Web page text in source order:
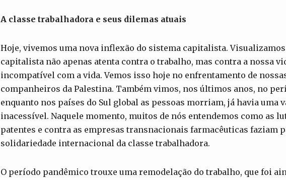
A classe trabalhadora e seus dilemas atuais
Hoje, vivemos uma nova inflexão do sistema capitalista.
capitalista não apenas atenta contra o trabalho, mas contra a nossa
incompatível com a vida. Vemos isso hoje no enfrentamento de
companheiros da Palestina. Também vimos, nos últimos anos, no
enquanto nos países do Sul global as pessoas morriam, já havia uma
inacessível. Naquele momento, muitos de nós entendemos como as
patentes e contra as empresas transnacionais farmacêuticas faziam
solidariedade internacional da classe trabalhadora.
O período pandêmico trouxe uma remodelação do trabalho, que foi